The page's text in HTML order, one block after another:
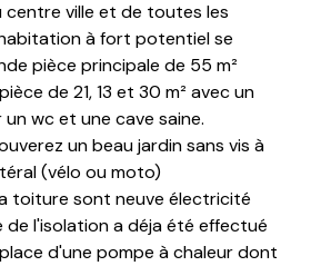
centre ville et de toutes les
à fort potentiel se
pièce principale de 55 m²
de 21, 13 et 30 m² avec un
wc et une cave saine.
un beau jardin sans vis à
(vélo ou moto)
toiture sont neuve électricité
l'isolation a déja été effectué
d'une pompe à chaleur dont